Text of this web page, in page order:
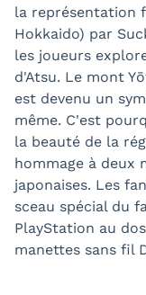
la représentation
Hokkaido) par
les joueurs
d'Atsu. Le mont
est devenu un
même. C'est
la beauté de la
hommage à deux
japonaises. Les
sceau spécial du
PlayStation au
manettes sans fil